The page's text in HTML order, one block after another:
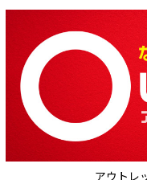
アウトレ